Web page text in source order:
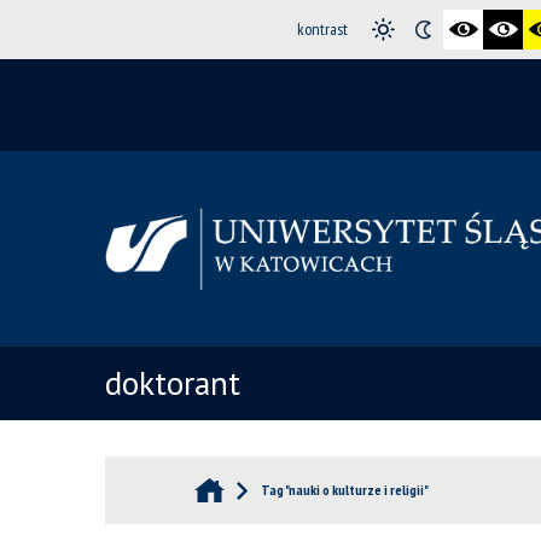
kontrast
doktorant
Tag "nauki o kulturze i religii"